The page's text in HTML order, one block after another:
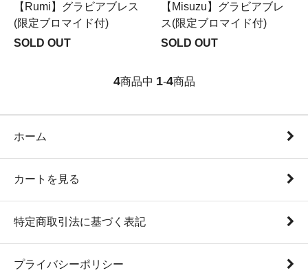
【Rumi】グラビアブレス
(限定ブロマイド付)
SOLD OUT
【Misuzu】グラビアブレ
ス(限定ブロマイド付)
SOLD OUT
4商品中 1-4商品
ホーム
カートを見る
特定商取引法に基づく表記
プライバシーポリシー